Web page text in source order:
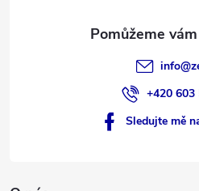
info@
+420 603
Sledujte mě